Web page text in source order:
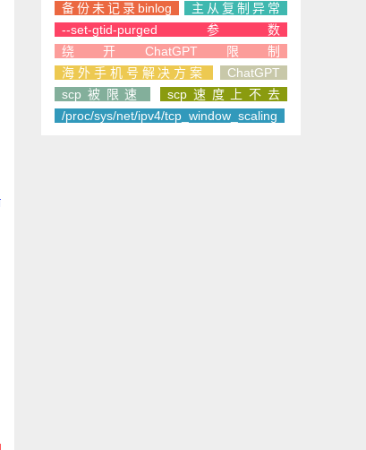
备份未记录binlog
主从复制异常
--set-gtid-purged参数
绕开ChatGPT限制
海外手机号解决方案
ChatGPT
scp被限速
scp速度上不去
/proc/sys/net/ipv4/tcp_window_scaling